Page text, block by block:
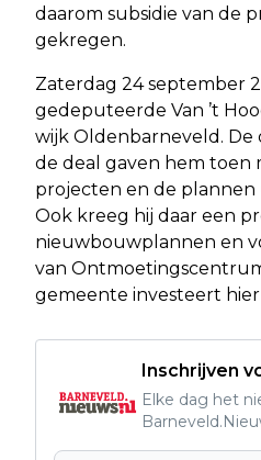
daarom subsidie van de
gekregen.
Zaterdag 24 september
gedeputeerde Van ’t
wijk Oldenbarneveld. De
de deal gaven hem toen
projecten en de plannen
Ook kreeg hij daar een
nieuwbouwplannen en
van
gemeente investeert
Inschrijven
Elke dag het